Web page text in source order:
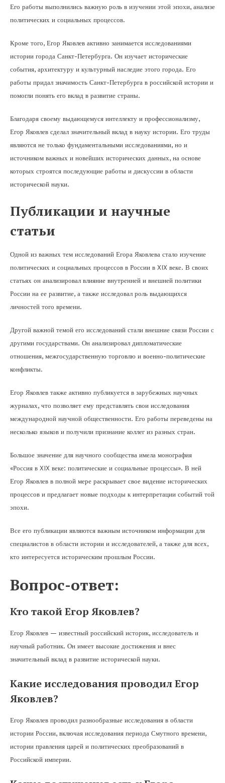
Его работы выполнились важную роль в изучении этой эпохи, анализе
политических и социальных процессов.
Кроме того, Егор Яковлев активно занимается исследованиями
истории города Санкт-Петербурга. Он изучает исторические
события, архитектуру и культурный наследие этого города. Его
работы придал значимость Санкт-Петербурга в российской истории и
помогли понять его вклад в развитие страны.
Благодаря своему выдающемуся интеллекту и профессионализму,
Егор Яковлев сделал значительный вклад в науку истории. Его труды
являются не только фундаментальными исследованиями, но и
источником важных и новейших исторических данных, на основе
которых строятся последующие работы и дискуссии в области
исторической науки.
Публикации и научные
статьи
Одной из важных тем исследований Егора Яковлева стало изучение
политических и социальных процессов в России в XIX веке. В своих
статьях он анализировал влияние внутренней и внешней политики
России на ее развитие, а также исследовал роль выдающихся
личностей того времени.
Другой важной темой его исследований стали внешние связи России с
другими государствами. Он анализировал дипломатические
отношения, межгосударственную торговлю и военно-политические
конфликты.
Егор Яковлев также активно публикуется в зарубежных научных
журналах, что позволяет ему представлять свои исследования
международной научной общественности. Его работы переведены на
несколько языков и получили признание коллег из разных стран.
Большое значение для научного сообщества имела монография
«Россия в XIX веке: политические и социальные процессы». В ней
Егор Яковлев в полной мере раскрывает свое видение исторических
процессов и предлагает новые подходы к интерпретации событий той
эпохи.
Все его публикации являются важным источником информации для
специалистов в области истории и исследователей, а также для всех,
кто интересуется историческим прошлым России.
Вопрос-ответ:
Кто такой Егор Яковлев?
Егор Яковлев — известный российский историк, исследователь и
научный работник. Он имеет высокие достижения и внес
значительный вклад в развитие исторической науки.
Какие исследования проводил Егор
Яковлев?
Егор Яковлев проводил разнообразные исследования в области
истории России, включая исследования периода Смутного времени,
истории правления царей и политических преобразований в
Российской империи.